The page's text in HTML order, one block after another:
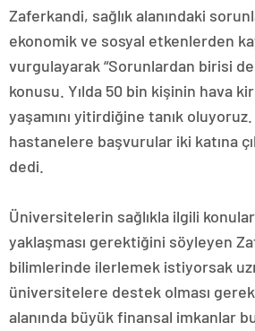
Zaferkandi, sağlık alanındaki
ekonomik ve sosyal etkenlerden
vurgulayarak “Sorunlardan birisi de
konusu. Yılda 50 bin kişinin hava
yaşamını yitirdiğine tanık oluyoruz.
hastanelere başvurular iki katına
dedi.
Üniversitelerin sağlıkla ilgili
yaklaşması gerektiğini söyleyen
bilimlerinde ilerlemek istiyorsak
üniversitelere destek olması
alanında büyük finansal imkanlar